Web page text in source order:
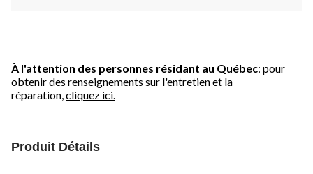
À l'attention des personnes résidant au Québec: pour
obtenir des renseignements sur l'entretien et la
réparation, cliquez ici.
Produit Détails